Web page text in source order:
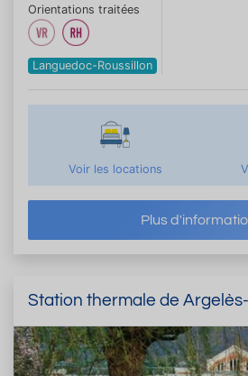
Orientations traitées
Languedoc-Roussillon
Voir les locations
Plus
Station thermale de